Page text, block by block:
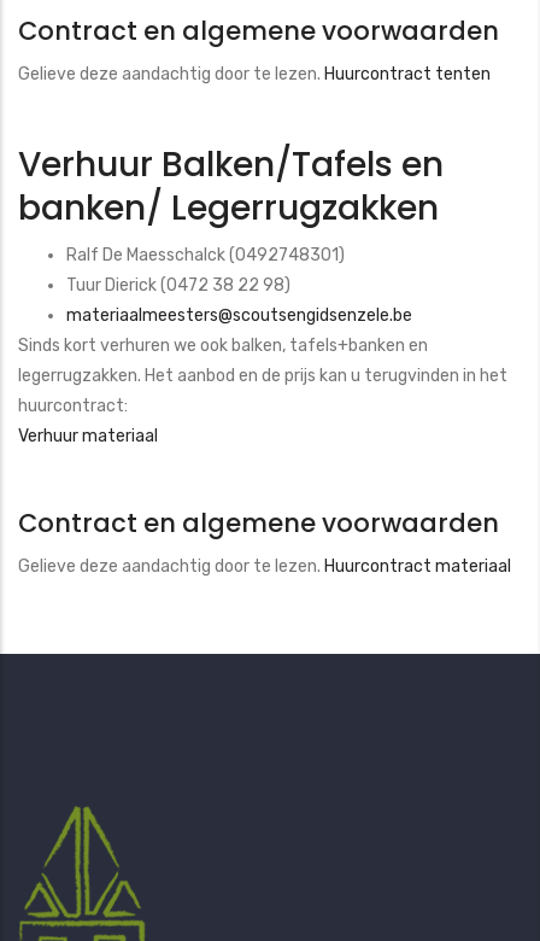
Contract en algemene voorwaarden
Gelieve deze aandachtig door te lezen. Huurcontract tenten
Verhuur Balken/Tafels en
banken/ Legerrugzakken
Ralf De Maesschalck (0492748301)
Tuur Dierick (0472 38 22 98)
materiaalmeesters@scoutsengidsenzele.be
Sinds kort verhuren we ook balken, tafels+banken en
legerrugzakken. Het aanbod en de prijs kan u terugvinden in het
huurcontract:
Verhuur materiaal
Contract en algemene voorwaarden
Gelieve deze aandachtig door te lezen. Huurcontract materiaal